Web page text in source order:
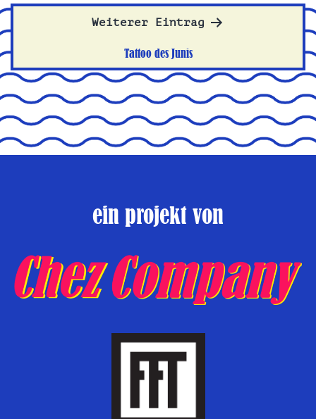
Weiterer Eintrag
Tattoo des Junis
ein projekt von